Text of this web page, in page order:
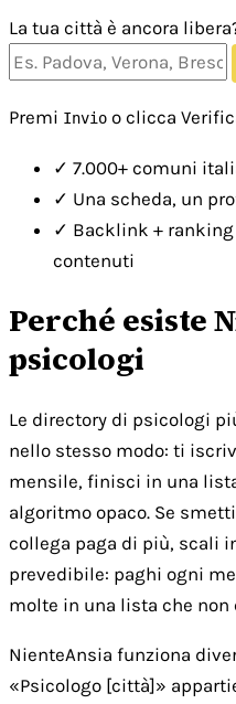
La tua città è ancora
Premi Invio o clicca
✓ 7.000+ comuni
✓ Una scheda, un
✓ Backlink +
contenuti
Perché esiste
psicologi
Le directory di psicologi
nello stesso modo: ti
mensile, finisci in una
algoritmo opaco. Se
collega paga di più, scali
prevedibile: paghi ogni
molte in una lista che non
NienteAnsia funziona
«Psicologo [città]»